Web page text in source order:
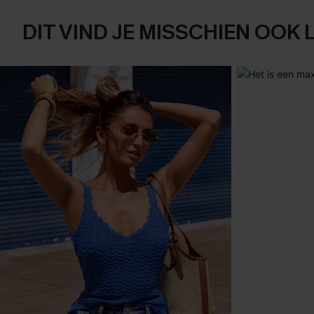
DIT VIND JE MISSCHIEN OOK